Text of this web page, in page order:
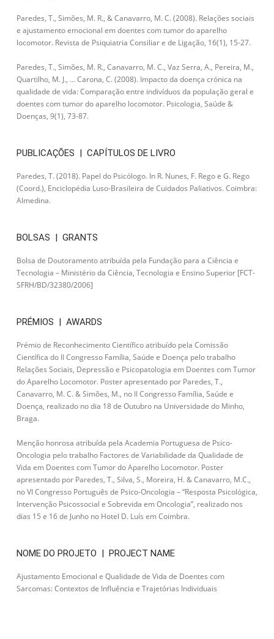
Paredes, T., Simões, M. R., & Canavarro, M. C. (2008). Relações sociais
e ajustamento emocional em doentes com tumor do aparelho
locomotor. Revista de Psiquiatria Consiliar e de Ligação, 16(1), 15-27.
Paredes, T., Simões, M. R., Canavarro, M. C., Vaz Serra, A., Pereira, M.,
Quartilho, M. J., … Carona, C. (2008). Impacto da doença crónica na
qualidade de vida: Comparação entre indivíduos da população geral e
doentes com tumor do aparelho locomotor. Psicologia, Saúde &
Doenças, 9(1), 73-87.
PUBLICAÇÕES | CAPÍTULOS DE LIVRO
Paredes, T. (2018). Papel do Psicólogo. In R. Nunes, F. Rego e G. Rego
(Coord.), Enciclopédia Luso-Brasileira de Cuidados Paliativos. Coimbra:
Almedina.
BOLSAS | GRANTS
Bolsa de Doutoramento atribuída pela Fundação para a Ciência e
Tecnologia – Ministério da Ciência, Tecnologia e Ensino Superior [FCT-
SFRH/BD/32380/2006]
PRÉMIOS | AWARDS
Prémio de Reconhecimento Científico atribuído pela Comissão
Científica do II Congresso Família, Saúde e Doença pelo trabalho
Relações Sociais, Depressão e Psicopatologia em Doentes com Tumor
do Aparelho Locomotor. Poster apresentado por Paredes, T.,
Canavarro, M. C. & Simões, M., no II Congresso Família, Saúde e
Doença, realizado no dia 18 de Outubro na Universidade do Minho,
Braga.
Menção honrosa atribuída pela Academia Portuguesa de Psico-
Oncologia pelo trabalho Factores de Variabilidade da Qualidade de
Vida em Doentes com Tumor do Aparelho Locomotor. Poster
apresentado por Paredes, T., Silva, S., Moreira, H. & Canavarro, M.C.,
no VI Congresso Português de Psico-Oncologia – “Resposta Psicológica,
Intervenção Psicossocial e Sobrevida em Oncologia”, realizado nos
dias 15 e 16 de Junho no Hotel D. Luís em Coimbra.
NOME DO PROJETO | PROJECT NAME
Ajustamento Emocional e Qualidade de Vida de Doentes com
Sarcomas: Contextos de Influência e Trajetórias Individuais